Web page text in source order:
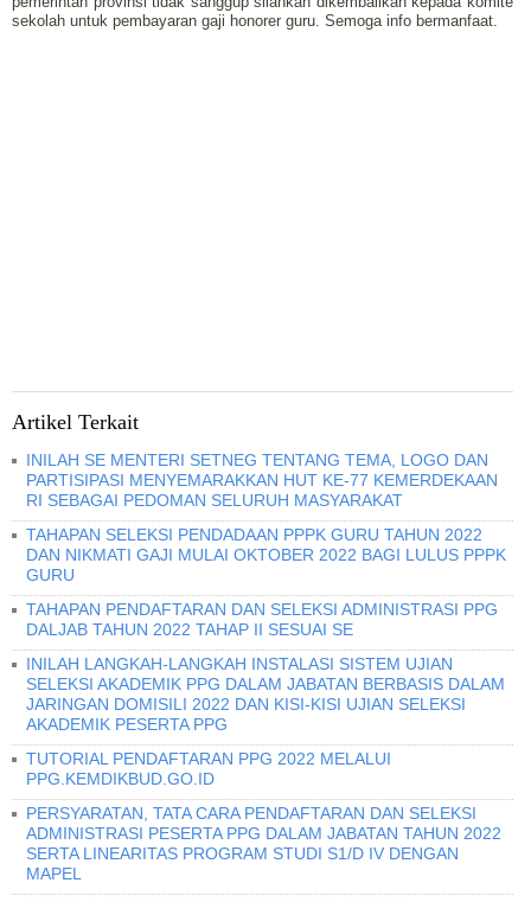
sekolah untuk pembayaran gaji honorer guru. Semoga info bermanfaat.
Artikel Terkait
INILAH SE MENTERI SETNEG TENTANG TEMA, LOGO DAN
PARTISIPASI MENYEMARAKKAN HUT KE-77 KEMERDEKAAN
RI SEBAGAI PEDOMAN SELURUH MASYARAKAT
TAHAPAN SELEKSI PENDADAAN PPPK GURU TAHUN 2022
DAN NIKMATI GAJI MULAI OKTOBER 2022 BAGI LULUS PPPK
GURU
TAHAPAN PENDAFTARAN DAN SELEKSI ADMINISTRASI PPG
DALJAB TAHUN 2022 TAHAP II SESUAI SE
INILAH LANGKAH-LANGKAH INSTALASI SISTEM UJIAN
SELEKSI AKADEMIK PPG DALAM JABATAN BERBASIS DALAM
JARINGAN DOMISILI 2022 DAN KISI-KISI UJIAN SELEKSI
AKADEMIK PESERTA PPG
TUTORIAL PENDAFTARAN PPG 2022 MELALUI
PPG.KEMDIKBUD.GO.ID
PERSYARATAN, TATA CARA PENDAFTARAN DAN SELEKSI
ADMINISTRASI PESERTA PPG DALAM JABATAN TAHUN 2022
SERTA LINEARITAS PROGRAM STUDI S1/D IV DENGAN
MAPEL